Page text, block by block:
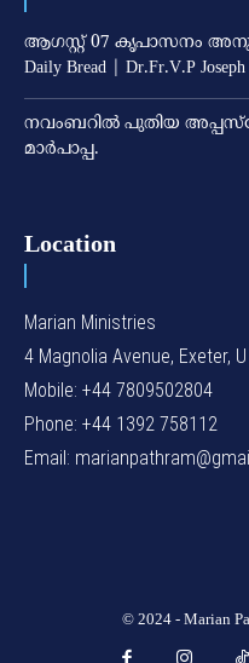
ആഗസ്റ്റ് 07 കൃപാസനം
Daily Bread | Dr.Fr.V.P Joseph
നവംബറില്‍ പുതിയ
മാര്‍പാപ്പ.
Location
Marian Ministries
4 Magnolia Avenue, Exeter,
Mobile: +44 7809502804
Phone: +44 1392 758112
Email:
© 2024 - Marian